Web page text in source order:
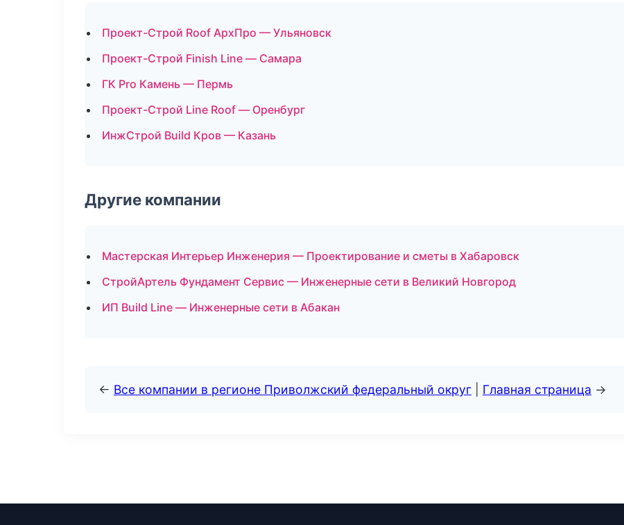
Проект-Строй Roof АрхПро — Ульяновск
Проект-Строй Finish Line — Самара
ГК Pro Камень — Пермь
Проект-Строй Line Roof — Оренбург
ИнжСтрой Build Кров — Казань
Другие компании
Мастерская Интерьер Инженерия — Проектирование и сметы в Хабаровск
СтройАртель Фундамент Сервис — Инженерные сети в Великий Новгород
ИП Build Line — Инженерные сети в Абакан
← Все компании в регионе Приволжский федеральный округ Главная страница →